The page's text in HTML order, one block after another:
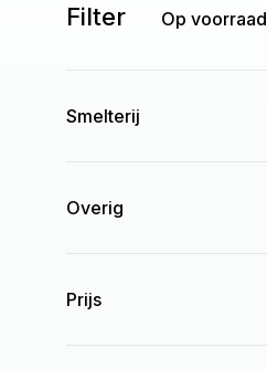
Filter Op voorraad
Smelterij
Overig
Prijs